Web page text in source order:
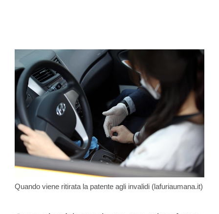
Quando viene ritirata la patente agli invalidi (lafuriaumana.it)